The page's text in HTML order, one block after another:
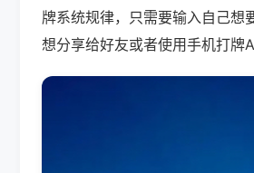
牌系统规律，只需要输入自己想
想分享给好友或者使用手机打牌